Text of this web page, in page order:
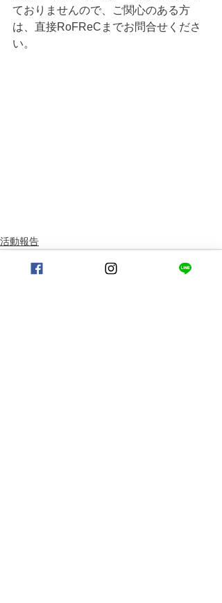
ておりませんので、ご関心のある方
は、直接RoFReCまでお問合せくださ
い。
活動報告